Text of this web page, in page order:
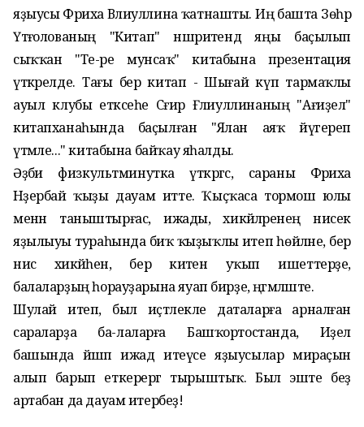
яҙыусы Фәриха Вәлиуллина ҡатнашты. Иң башта Зөһрә
Үтәғолованың "Китап" нәшриәтендә яңы баҫылып
сыҡҡан "Те-ре мунсаҡ" китабына презентация
үткәрелде. Тағы бер китап - Шығай күп тармаҡлы
ауыл клубы етәксеһе Сәғирә Ғәлиуллинаның "Ағиҙел"
китапханаһында баҫылған "Ялан аяҡ йүгереп
үтмәле..." китабына байҡау яһалды.
Әҙәби физкультминутка үткәргәс, сараны Фәриха
Нәҙербай ҡыҙы дауам итте. Ҡыҫҡаса тормош юлы
менән таныштырғас, ижады, хикәйәләренең нисек
яҙылыуы тураһында биҡ ҡыҙыҡлы итеп һөйләне, бер
нисә хикәйәһен, бер әкиәтен уҡып ишеттерҙе,
балаларҙың һорауҙарына яуап бирҙе, әңгәмәләште.
Шулай итеп, был иҫтәлекле даталарға арналған
сараларҙа ба-лаларға Башҡортостанда, Иҙел
башында йәшәп ижад итеүсе яҙыусылар мираҫын
алып барып еткерергә тырыштыҡ. Был эште беҙ
артабан да дауам итербеҙ!